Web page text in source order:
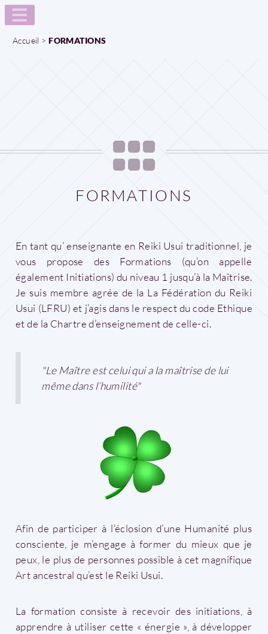
Accueil > FORMATIONS
FORMATIONS
En tant qu’ enseignante en Reiki Usui traditionnel, je
vous propose des Formations (qu’on appelle
également Initiations) du niveau 1 jusqu’à la Maîtrise.
Je suis membre agrée de la La Fédération du Reiki
Usui (LFRU) et j’agis dans le respect du code Ethique
et de la Chartre d’enseignement de celle-ci.
"Le Maître est celui qui a la maîtrise de lui
même dans l’humilité"
Afin de participer à l’éclosion d’une Humanité plus
consciente, je m’engage à former du mieux que je
peux, le plus de personnes possible à cet magnifique
Art ancestral qu’est le Reiki Usui.
La formation consiste à recevoir des initiations, à
apprendre à utiliser cette « énergie », à développer